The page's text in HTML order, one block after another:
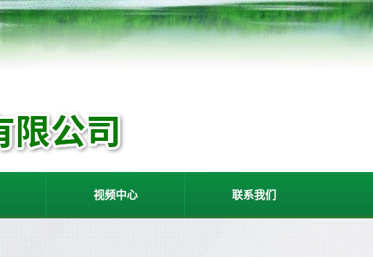
视频中心 联系我们